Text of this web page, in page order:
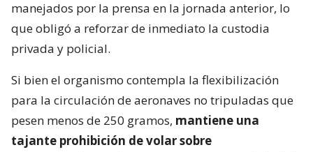
manejados por la prensa en la jornada anterior, lo
que obligó a reforzar de inmediato la custodia
privada y policial.
Si bien el organismo contempla la flexibilización
para la circulación de aeronaves no tripuladas que
pesen menos de 250 gramos, mantiene una
tajante prohibición de volar sobre